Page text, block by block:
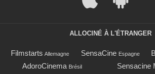
ALLOCINÉ À L'ÉTRANGER
Filmstarts Allemagne SensaCine Espagne
AdoroCinema Brésil Sensacine